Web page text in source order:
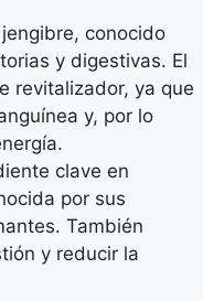
conocido
y digestivas. El
revitalizador, ya que
y, por lo
clave en
por sus
También
y reducir la